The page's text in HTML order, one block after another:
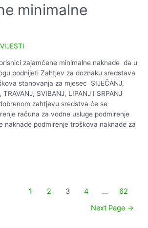
minimalne
VIJESTI
zajamčene minimalne naknade da u
podnijeti Zahtjev za doznaku sredstava
stanovanja za mjesec SIJEČANJ,
TRAVANJ, SVIBANJ, LIPANJ I SRPANJ
zahtjevu sredstva će se
računa za vodne usluge podmirenje
naknade podmirenje troškova naknade za
1 2 3 4 …
62
Next Page →